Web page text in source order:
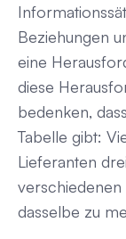
Beziehungen
eine
diese
bedenken,
Tabelle gibt:
Lieferanten
verschiedenen
dasselbe zu